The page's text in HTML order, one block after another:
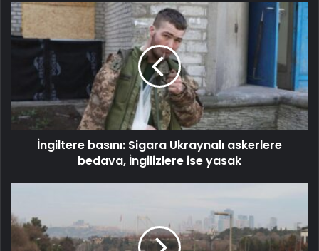
İngiltere basını: Sigara Ukraynalı askerlere
bedava, İngilizlere ise yasak